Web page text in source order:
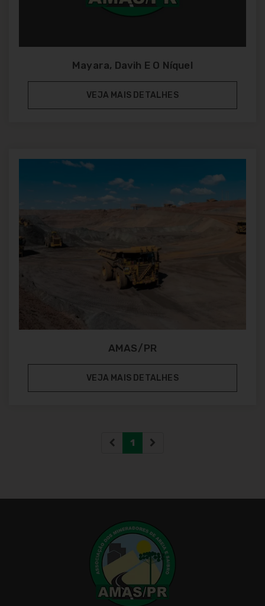
Mayara, Davih E O Níquel
VEJA MAIS DETALHES
AMAS/PR
VEJA MAIS DETALHES
1 (atual)